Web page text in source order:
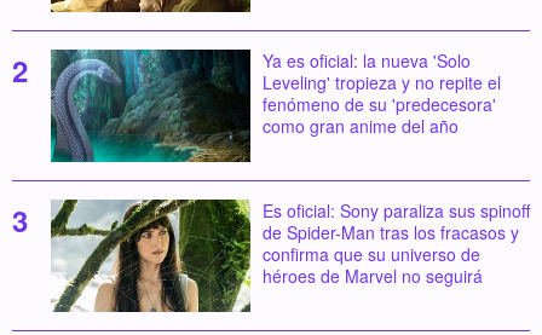
Ya es oficial: la nueva 'Solo
Leveling' tropieza y no repite el
fenómeno de su 'predecesora'
como gran anime del año
Es oficial: Sony paraliza sus spinoff
de Spider-Man tras los fracasos y
confirma que su universo de
héroes de Marvel no seguirá